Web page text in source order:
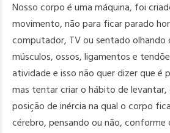
Nosso corpo é uma máquina, foi
movimento, não para ficar parado
computador, TV ou sentado olhando
músculos, ossos, ligamentos e
atividade e isso não quer dizer que é
mas tentar criar o hábito de levantar,
posição de inércia na qual o corpo
cérebro, pensando ou não,